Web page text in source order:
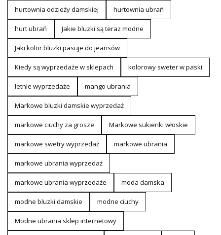
hurtownia odzieży damskiej hurtownia ubrań
hurt ubrań Jakie bluzki są teraz modne
Jaki kolor bluzki pasuje do jeansów
Kiedy są wyprzedaże w sklepach kolorowy sweter w paski
letnie wyprzedaże mango ubrania
Markowe bluzki damskie wyprzedaż
markowe ciuchy za grosze Markowe sukienki włoskie
markowe swetry wyprzedaż markowe ubrania
markowe ubrania wyprzedaż
markowe ubrania wyprzedaże moda damska
modne bluzki damskie modne ciuchy
Modne ubrania sklep internetowy